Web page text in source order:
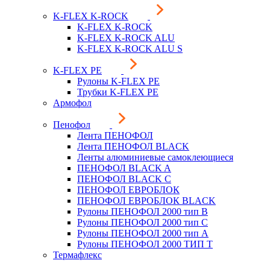
K-FLEX K-ROCK
K-FLEX K-ROCK
K-FLEX K-ROCK ALU
K-FLEX K-ROCK ALU S
K-FLEX PE
Рулоны K-FLEX PE
Трубки K-FLEX PE
Армофол
Пенофол
Лента ПЕНОФОЛ
Лента ПЕНОФОЛ BLACK
Ленты алюминиевые самоклеющиеся
ПЕНОФОЛ BLACK A
ПЕНОФОЛ BLACK С
ПЕНОФОЛ ЕВРОБЛОК
ПЕНОФОЛ ЕВРОБЛОК BLACK
Рулоны ПЕНОФОЛ 2000 тип B
Рулоны ПЕНОФОЛ 2000 тип C
Рулоны ПЕНОФОЛ 2000 тип А
Рулоны ПЕНОФОЛ 2000 ТИП Т
Термафлекс